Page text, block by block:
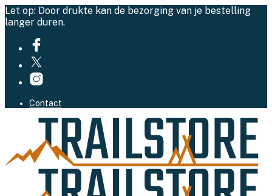
Let op: Door drukte kan de bezorging van je bestelling
langer duren.
Contact